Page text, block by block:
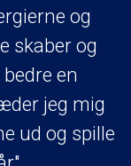
og
skaber og
en
jeg mig
ud og spille